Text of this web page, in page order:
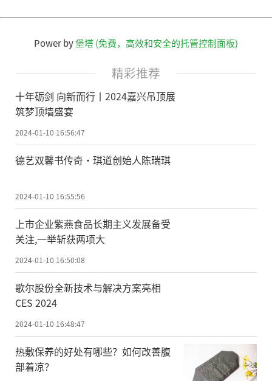
Power by堡塔 (免费，高效和安全的托管控制面板)
精彩推荐
十年砺剑 向新而行丨2024嘉兴吊顶展
筑梦顶墙盛宴
2024-01-10 16:56:47
德艺双馨书传奇·琪道创始人陈瑞琪
2024-01-10 16:55:56
上市企业紫燕食品长期主义发展备受
关注,一举斩获两项大
2024-01-10 16:50:08
歌尔股份全新技术与解决方案亮相
CES 2024
2024-01-10 16:48:47
热敷保养的好处有哪些？如何改善腹
部着凉？